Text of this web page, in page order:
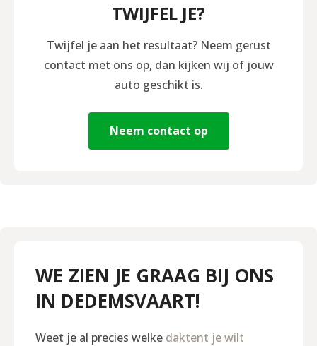
TWIJFEL JE?
Twijfel je aan het resultaat? Neem gerust
contact met ons op, dan kijken wij of jouw
auto geschikt is.
Neem contact op
WE ZIEN JE GRAAG BIJ ONS
IN DEDEMSVAART!
Weet je al precies welke daktent je wilt